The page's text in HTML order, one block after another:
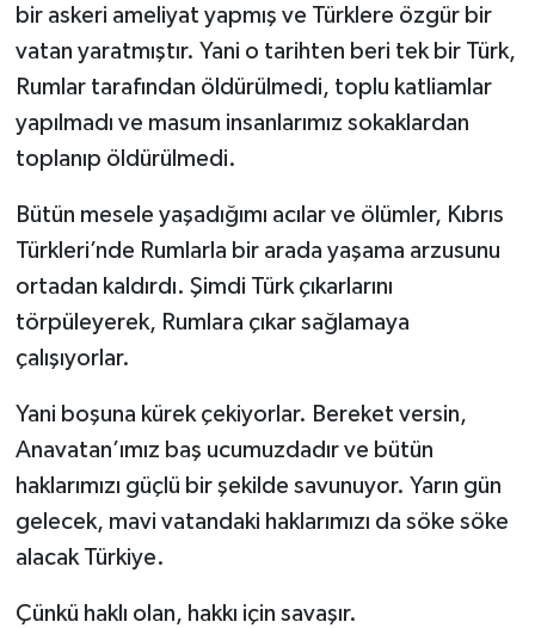
bir askeri ameliyat yapmış ve Türklere özgür bir
vatan yaratmıştır. Yani o tarihten beri tek bir Türk,
Rumlar tarafından öldürülmedi, toplu katliamlar
yapılmadı ve masum insanlarımız sokaklardan
toplanıp öldürülmedi.
Bütün mesele yaşadığımı acılar ve ölümler, Kıbrıs
Türkleri’nde Rumlarla bir arada yaşama arzusunu
ortadan kaldırdı. Şimdi Türk çıkarlarını
törpüleyerek, Rumlara çıkar sağlamaya
çalışıyorlar.
Yani boşuna kürek çekiyorlar. Bereket versin,
Anavatan’ımız baş ucumuzdadır ve bütün
haklarımızı güçlü bir şekilde savunuyor. Yarın gün
gelecek, mavi vatandaki haklarımızı da söke söke
alacak Türkiye.
Çünkü haklı olan, hakkı için savaşır.